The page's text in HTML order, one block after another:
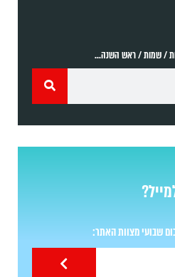
/ שמות / ראש השנה...
שבועי מצוות האתר: